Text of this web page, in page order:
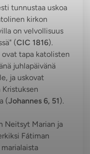
tunnustaa uskoa
kirkon
on velvollisuus
(CIC 1816).
tapa katolisten
juhlapäivänä
ja uskovat
(Johannes 6, 51).
Neitsyt Marian ja
Fátiman